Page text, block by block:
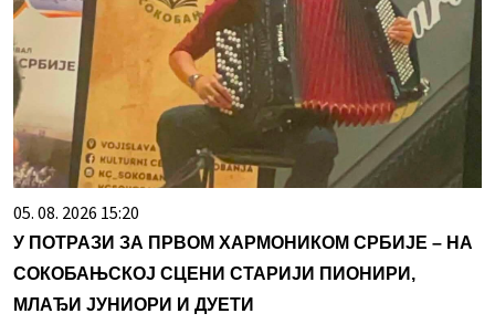
05. 08. 2026 15:20
У ПОТРАЗИ ЗА ПРВОМ ХАРМОНИКОМ СРБИЈЕ – НА
СОКОБАЊСКОЈ СЦЕНИ СТАРИЈИ ПИОНИРИ,
МЛАЂИ ЈУНИОРИ И ДУЕТИ